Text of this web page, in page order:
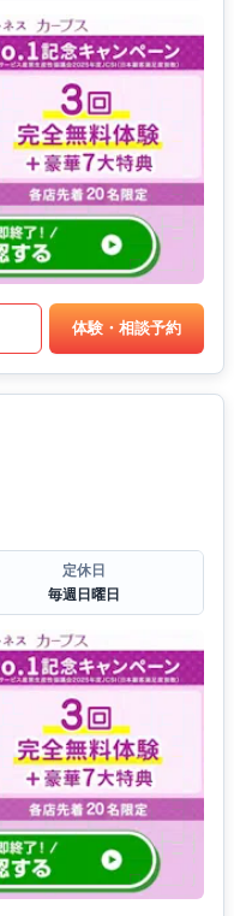
体験・相談予約
定休日
毎週日曜日